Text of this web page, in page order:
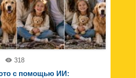
318
с помощью ИИ: